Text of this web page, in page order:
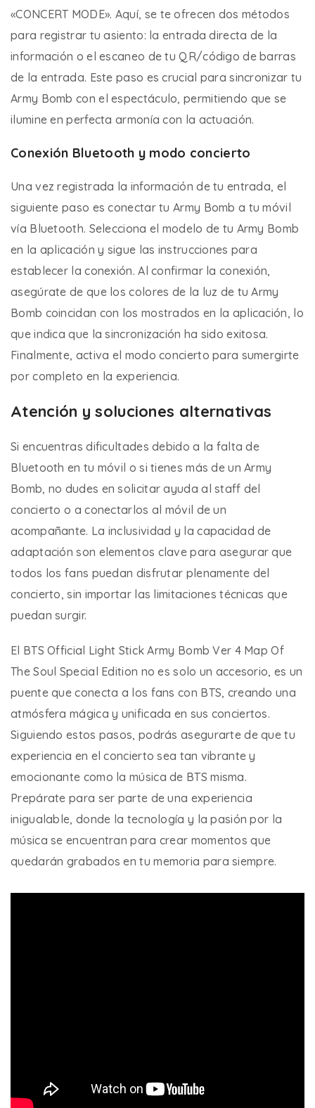
«CONCERT MODE». Aquí, se te ofrecen dos métodos
para registrar tu asiento: la entrada directa de la
información o el escaneo de tu QR/código de barras
de la entrada. Este paso es crucial para sincronizar tu
Army Bomb con el espectáculo, permitiendo que se
ilumine en perfecta armonía con la actuación.
Conexión Bluetooth y modo concierto
Una vez registrada la información de tu entrada, el
siguiente paso es conectar tu Army Bomb a tu móvil
vía Bluetooth. Selecciona el modelo de tu Army Bomb
en la aplicación y sigue las instrucciones para
establecer la conexión. Al confirmar la conexión,
asegúrate de que los colores de la luz de tu Army
Bomb coincidan con los mostrados en la aplicación, lo
que indica que la sincronización ha sido exitosa.
Finalmente, activa el modo concierto para sumergirte
por completo en la experiencia.
Atención y soluciones alternativas
Si encuentras dificultades debido a la falta de
Bluetooth en tu móvil o si tienes más de un Army
Bomb, no dudes en solicitar ayuda al staff del
concierto o a conectarlos al móvil de un
acompañante. La inclusividad y la capacidad de
adaptación son elementos clave para asegurar que
todos los fans puedan disfrutar plenamente del
concierto, sin importar las limitaciones técnicas que
puedan surgir.
El BTS Official Light Stick Army Bomb Ver 4 Map Of
The Soul Special Edition no es solo un accesorio, es un
puente que conecta a los fans con BTS, creando una
atmósfera mágica y unificada en sus conciertos.
Siguiendo estos pasos, podrás asegurarte de que tu
experiencia en el concierto sea tan vibrante y
emocionante como la música de BTS misma.
Prepárate para ser parte de una experiencia
inigualable, donde la tecnología y la pasión por la
música se encuentran para crear momentos que
quedarán grabados en tu memoria para siempre.